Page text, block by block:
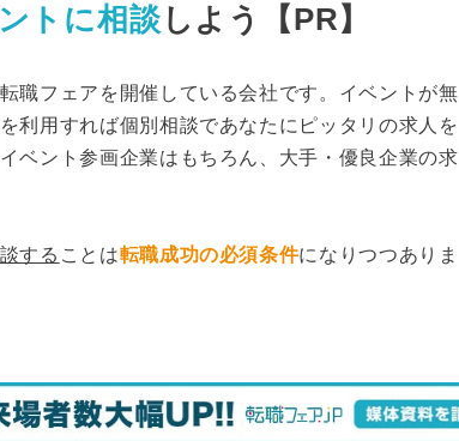
トに相談 しよう【PR】
職フェアを開催している会社です。イベントが無
利用すれば個別相談であなたにピッタリの求人を
ベント参画企業はもちろん、大手・優良企業の求
する ことは転職成功の必須条件になりつつありま